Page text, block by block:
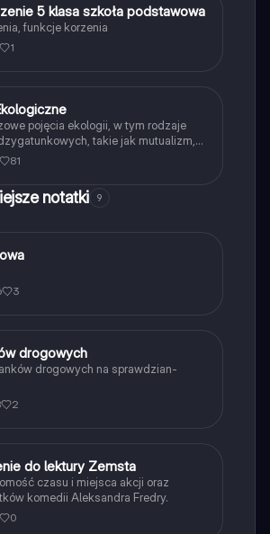
5 klasa szkoła podstawowa
funkcje korzenia
1
pojęcia ekologii, w tym rodzaje
takie jak mutualizm,
drapieżnictwo i pasożytnictwo.
strukturze populacji, ekosystemach
pokarmowych. Idealne dla
i ekologii. Typ: podsumowanie.
81
notatki 9
3
drogowych
drogowych na sprawdzian-
2
do lektury Zemsta
czasu i miejsca akcji oraz
komedii Aleksandra Fredry.
0